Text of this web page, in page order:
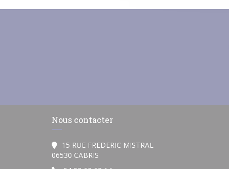
Nous contacter
15 RUE FREDERIC MISTRAL
06530 CABRIS